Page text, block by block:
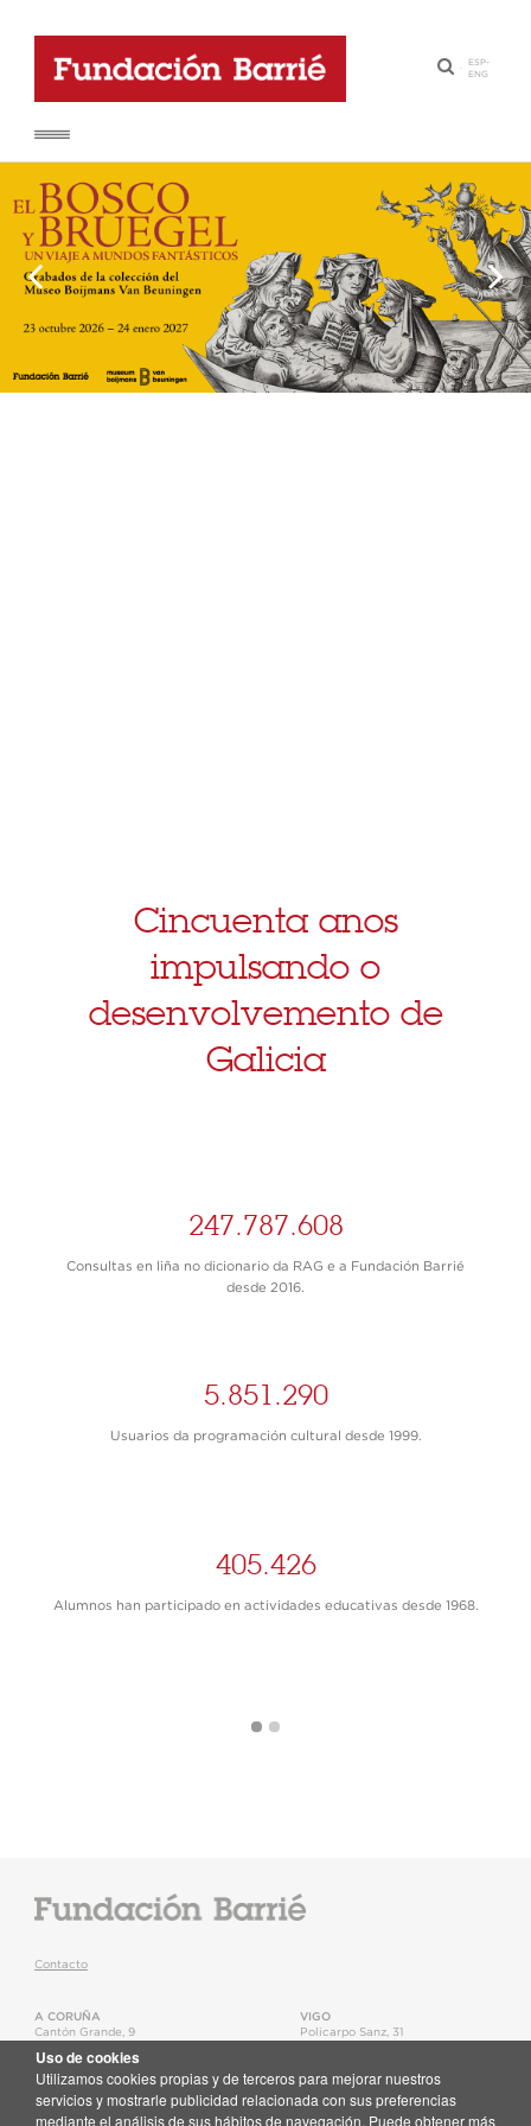
·
ESP-
ENG
Cincuenta anos
impulsando o
desenvolvemento de
Galicia
247.787.608
Consultas en liña no dicionario da RAG e a Fundación Barrié
desde 2016.
5.851.290
Usuarios da programación cultural desde 1999.
405.426
Alumnos han participado en actividades educativas desde 1968.
Contacto
A CORUÑA
Cantón Grande, 9
T.+34 981 22 15 25
Mapa
VIGO
Policarpo Sanz, 31
Mapa
Uso de cookies
Utilizamos cookies propias y de terceros para mejorar nuestros
servicios y mostrarle publicidad relacionada con sus preferencias
mediante el análisis de sus hábitos de navegación. Puede obtener más